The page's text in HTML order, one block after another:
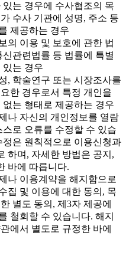
있는 경우에 수사협조의 목
수사 기관에 성명, 주소 등
제공하는 경우
의 이용 및 보호에 관한 법
신관련법률 등 법률에 특별
있는 경우
, 학술연구 또는 시장조사를
한 경우로서 특정 개인을
없는 형태로 제공하는 경우
나 자신의 개인정보를 열람
스로 오류를 수정할 수 있습
정은 원칙적으로 이용신청과
하며, 자세한 방법은 공지,
바에 따릅니다.
나 이용계약을 해지함으로
집 및 이용에 대한 동의, 목
별도 동의, 제3자 제공에
철회할 수 있습니다. 해지
에서 별도로 규정한 바에